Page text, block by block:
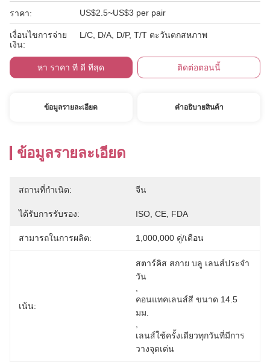
ราคา: US$2.5~US$3 per pair
เงื่อนไขการจ่าย
เงิน:
L/C, D/A, D/P, T/T ตะวันตกสหภาพ
หา ราคา ที่ ดี ที่สุด ติดต่อตอนนี้
ข้อมูลรายละเอียด คําอธิบายสินค้า
ข้อมูลรายละเอียด
สถานที่กำเนิด: จีน
ได้รับการรับรอง: ISO, CE, FDA
สามารถในการผลิต: 1,000,000 คู่/เดือน
เน้น:
สตาร์คิส สกาย บลู เลนส์ประจํา
วัน
คอนแทคเลนส์สี ขนาด 14.5
มม.
เลนส์ใช้ครั้งเดียวทุกวันที่มีการ
วางจุดเด่น